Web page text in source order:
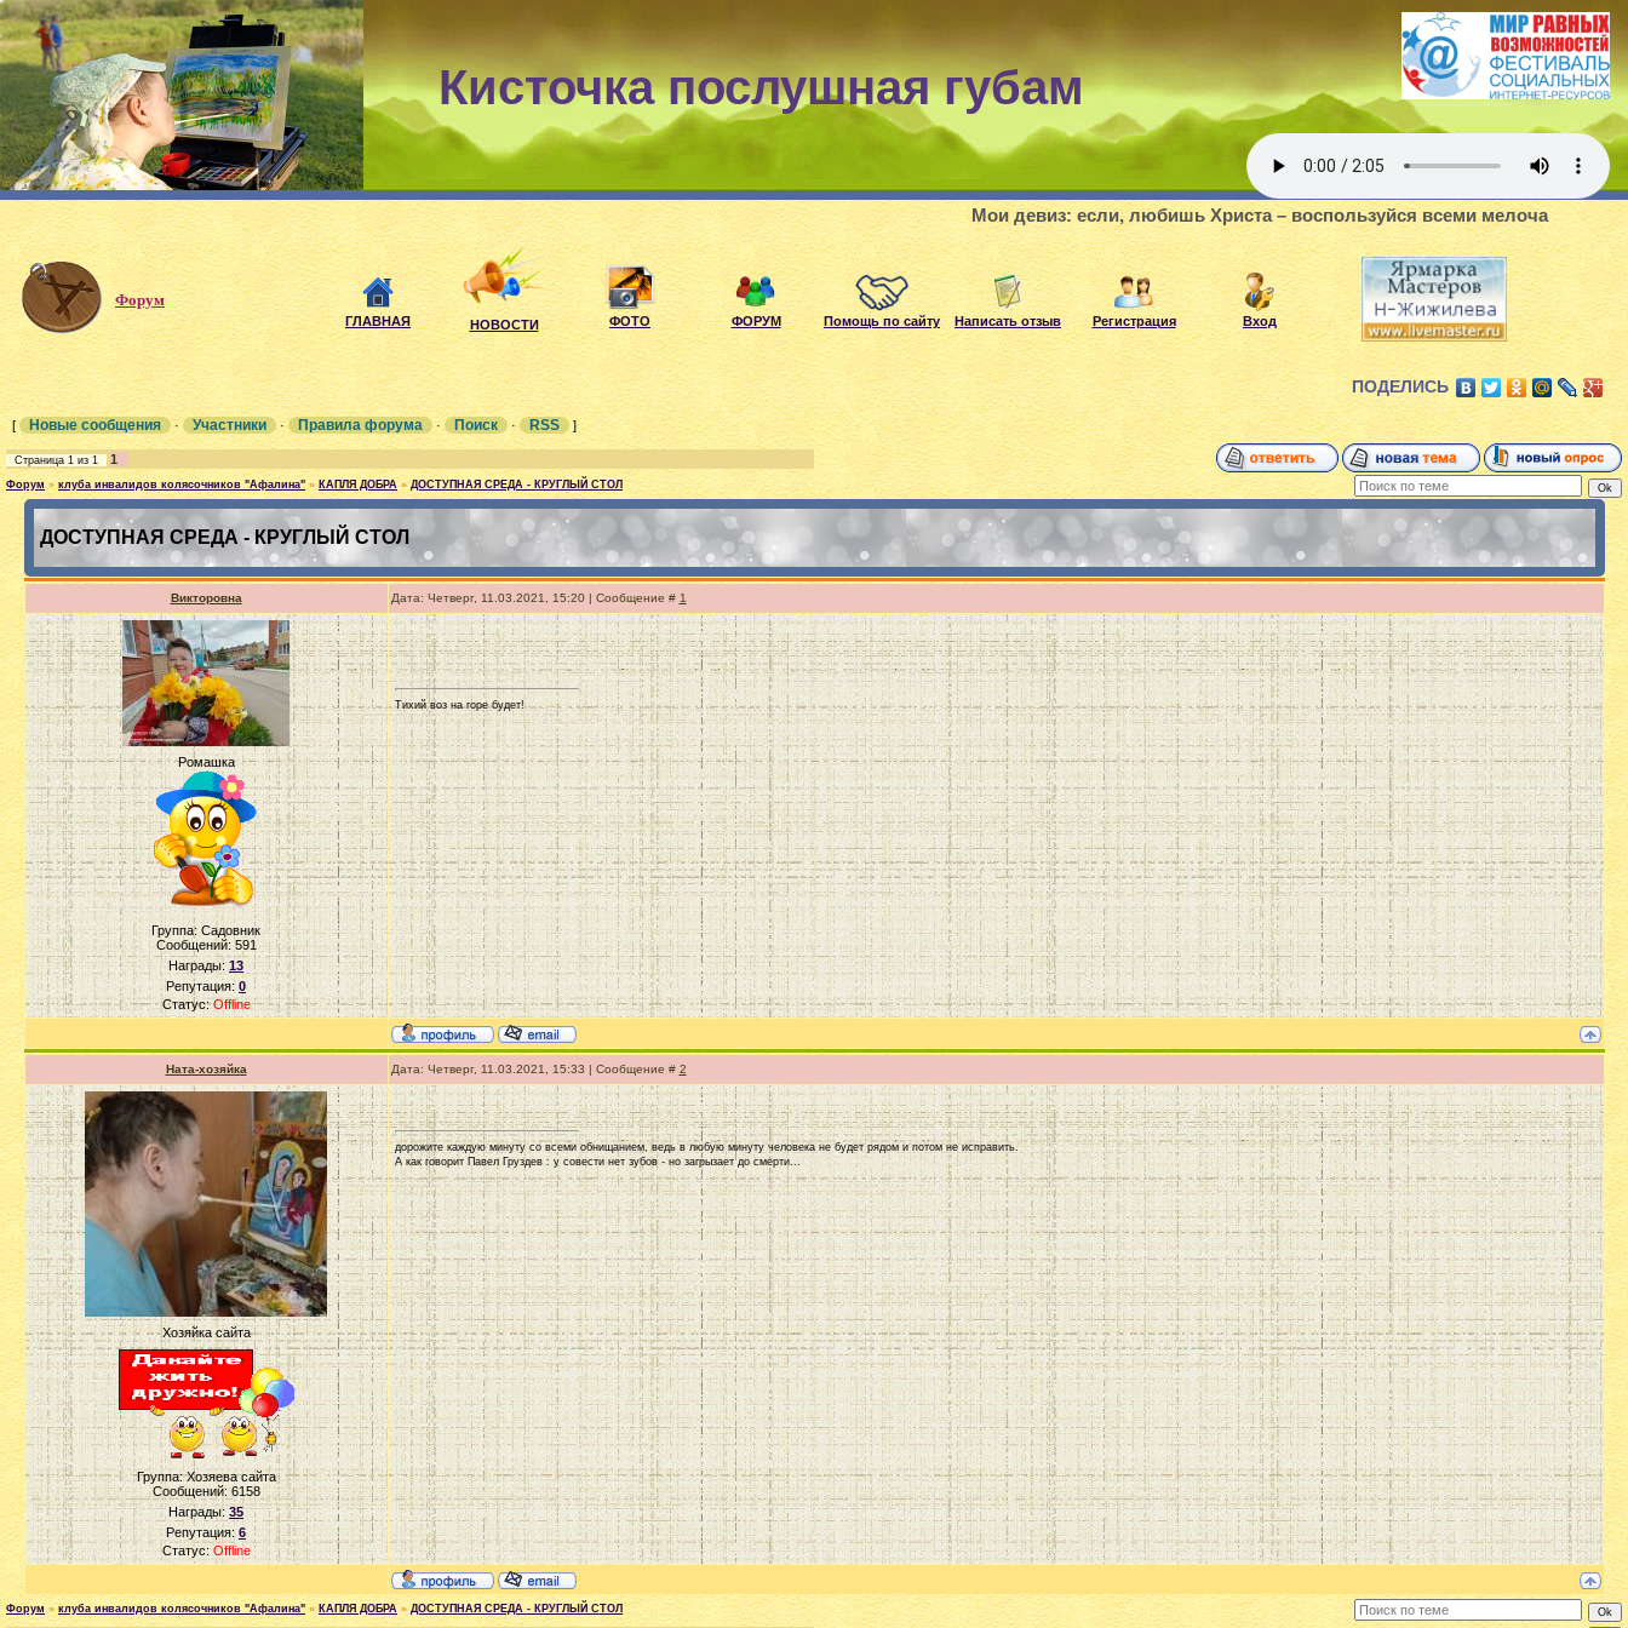
Кисточка послушная губам
Мои девиз: если, любишь Христа – воспользуйся всеми мелочами делать
Форум
ГЛАВНАЯ НОВОСТИ ФОТО ФОРУМ Помощь по сайту Написать отзыв Регистрация Вход
ПОДЕЛИСЬ
[ Новые сообщения · Участники · Правила форума · Поиск · RSS ]
Страница 1 из 1 1
Форум » клуба инвалидов колясочников "Афалина" » КАПЛЯ ДОБРА » ДОСТУПНАЯ СРЕДА - КРУГЛЫЙ СТОЛ
ДОСТУПНАЯ СРЕДА - КРУГЛЫЙ СТОЛ
Викторовна Дата: Четверг, 11.03.2021, 15:20 | Сообщение # 1
Ромашка
Группа: Садовник
Сообщений:591
Награды:13
Репутация: 0
Статус:Offline
Тихий воз на горе будет!
Ната-хозяйка Дата: Четверг, 11.03.2021, 15:33 | Сообщение # 2
Хозяйка сайта
Группа: Хозяева сайта
Сообщений:6158
Награды:35
Репутация: 6
Статус: Offline
дорожите каждую минуту со всеми обнищанием, ведь в любую минуту человека не будет рядом и потом не исправить.
А как говорит Павел Груздев : у совести нет зубов - но загрызает до смерти...
Форум » клуба инвалидов колясочников "Афалина" » КАПЛЯ ДОБРА » ДОСТУПНАЯ СРЕДА - КРУГЛЫЙ СТОЛ